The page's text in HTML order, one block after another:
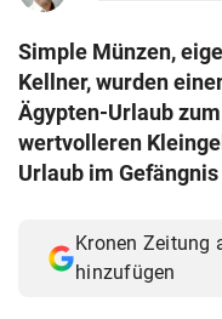
Simple Münzen,
Kellner, wurden
Ägypten-Urlaub
wertvolleren
Urlaub im
Kronen Zeitung
hinzufügen